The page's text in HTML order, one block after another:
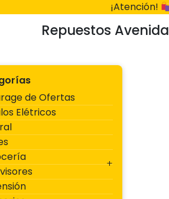
¡Atención!
Repuestos Avenida
de Ofertas
Elétricos